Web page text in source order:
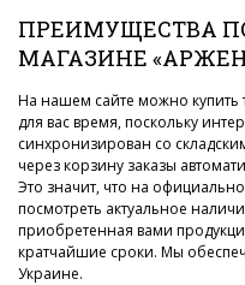
ПРЕИМУЩЕСТВА
МАГАЗИНЕ
На нашем сайте можно купить
для вас время, поскольку
синхронизирован со
через корзину заказы
Это значит, что на
посмотреть актуальное
приобретенная вами
кратчайшие сроки. Мы
Украине.